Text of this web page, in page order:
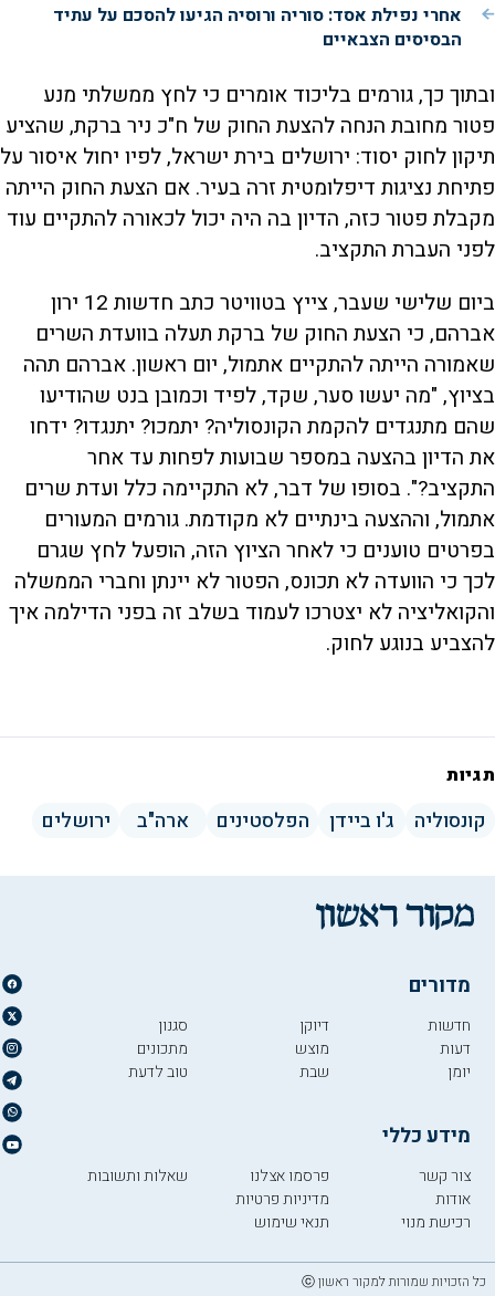
אחרי נפילת אסד: סוריה ורוסיה הגיעו להסכם על עתיד
הבסיסים הצבאיים
ובתוך כך, גורמים בליכוד אומרים כי לחץ ממשלתי מנע
פטור מחובת הנחה להצעת החוק של ח"כ ניר ברקת, שהציע
תיקון לחוק יסוד: ירושלים בירת ישראל, לפיו יחול איסור על
פתיחת נציגות דיפלומטית זרה בעיר. אם הצעת החוק הייתה
מקבלת פטור כזה, הדיון בה היה יכול לכאורה להתקיים עוד
לפני העברת התקציב.
ביום שלישי שעבר, צייץ בטוויטר כתב חדשות 12 ירון
אברהם, כי הצעת החוק של ברקת תעלה בוועדת השרים
שאמורה הייתה להתקיים אתמול, יום ראשון. אברהם תהה
בציוץ, "מה יעשו סער, שקד, לפיד וכמובן בנט שהודיעו
שהם מתנגדים להקמת הקונסוליה? יתמכו? יתנגדו? ידחו
את הדיון בהצעה במספר שבועות לפחות עד אחר
התקציב?". בסופו של דבר, לא התקיימה כלל ועדת שרים
אתמול, וההצעה בינתיים לא מקודמת. גורמים המעורים
בפרטים טוענים כי לאחר הציוץ הזה, הופעל לחץ שגרם
לכך כי הוועדה לא תכונס, הפטור לא יינתן וחברי הממשלה
והקואליציה לא יצטרכו לעמוד בשלב זה בפני הדילמה איך
להצביע בנוגע לחוק.
תגיות
קונסוליה ג'ו ביידן הפלסטינים ארה"ב ירושלים
מדורים
חדשות
דעות
יומן
דיוקן
מוצש
שבת
סגנון
מתכונים
טוב לדעת
מידע כללי
צור קשר
אודות
רכישת מנוי
פרסמו אצלנו
מדיניות פרטיות
תנאי שימוש
שאלות ותשובות
כל הזכויות שמורות למקור ראשון ⓒ